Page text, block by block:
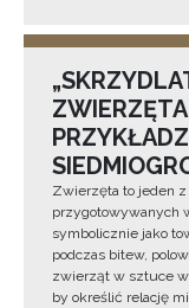
Zwierzęta to jeden
przygotowywanych
symbolicznie jako
podczas bitew,
zwierząt w sztuce
by określić relację